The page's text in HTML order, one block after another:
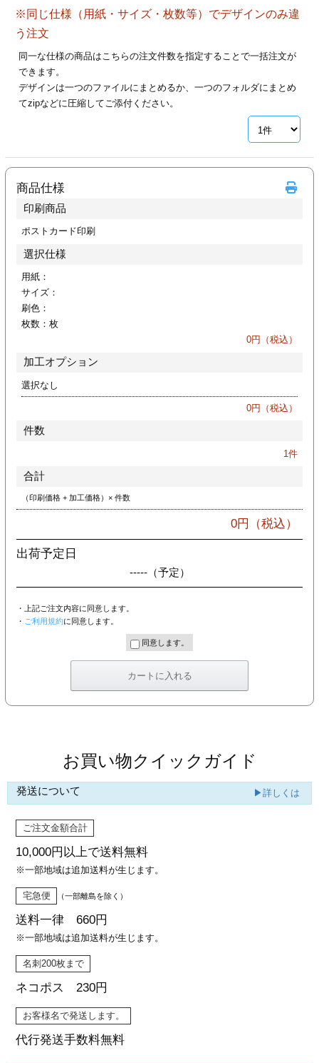
印刷
リーブ印刷
加工
印刷
ァイル印刷
印刷
リーブ
ー印刷
※同じ仕様（用紙・サイズ・枚数等）でデザインのみ違
う注文
同一な仕様の商品はこちらの注文件数を指定することで一括注文が
できます。
デザインは一つのファイルにまとめるか、一つのフォルダにまとめ
てzipなどに圧縮してご添付ください。
商品仕様
印刷商品
ポストカード印刷
選択仕様
用紙：
サイズ：
刷色：
枚数： 枚
0円（税込）
加工オプション
選択なし
0円（税込）
件数
1件
合計
（印刷価格 + 加工価格）× 件数
0円（税込）
出荷予定日
-----（予定）
・上記ご注文内容に同意します。
・ ご利用規約に同意します。
同意します。
お買い物クイックガイド
発送について ▶詳しくは
ご注文金額合計
10,000円以上で送料無料
※一部地域は追加送料が生じます。
宅急便 （一部離島を除く）
送料一律 660円
※一部地域は追加送料が生じます。
名刺200枚まで
ネコポス 230円
お客様名で発送します。
代行発送手数料無料